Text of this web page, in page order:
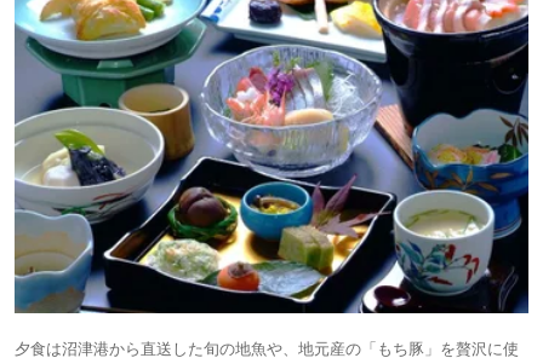
夕食は沼津港から直送した旬の地魚や、地元産の「もち豚」を贅沢に使